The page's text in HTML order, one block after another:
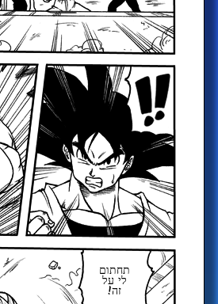
תחתום
לי על
זה!